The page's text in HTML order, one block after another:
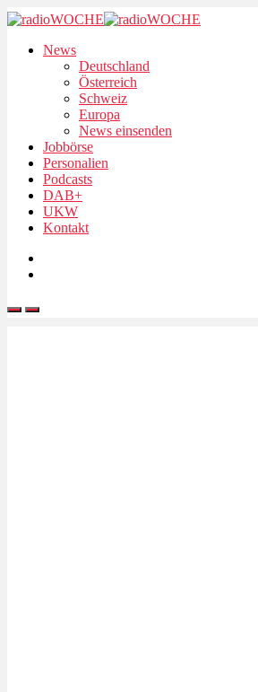
News
Deutschland
Österreich
Schweiz
Europa
News einsenden
Jobbörse
Personalien
Podcasts
DAB+
UKW
Kontakt